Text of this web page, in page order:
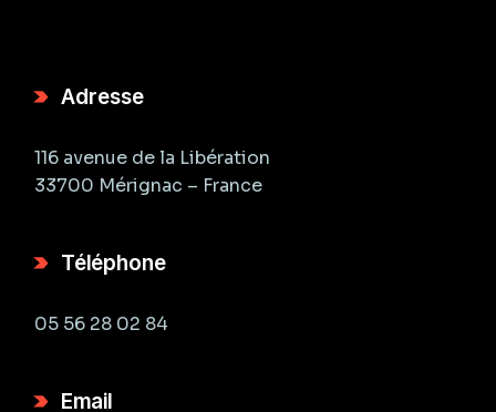
Adresse
116 avenue de la Libération
33700 Mérignac – France
Téléphone
05 56 28 02 84
Email